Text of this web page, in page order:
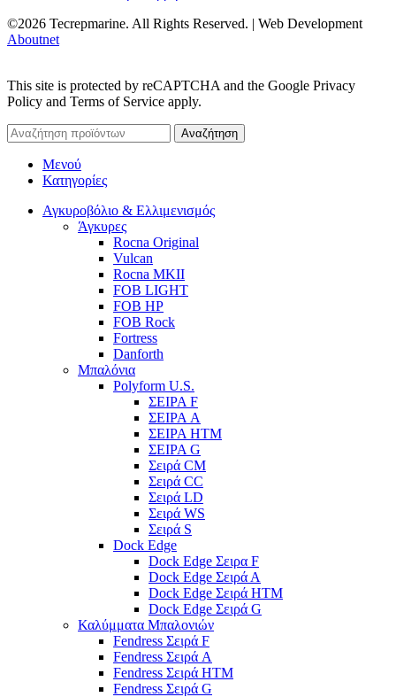
©2026 Tecrepmarine. All Rights Reserved. | Web Development
Aboutnet
This site is protected by reCAPTCHA and the Google Privacy
Policy and Terms of Service apply.
Αναζήτηση
Μενού
Κατηγορίες
Αγκυροβόλιο & Ελλιμενισμός
Άγκυρες
Rocna Original
Vulcan
Rocna MKII
FOB LIGHT
FOB HP
FOB Rock
Fortress
Danforth
Μπαλόνια
Polyform U.S.
ΣΕΙΡΑ F
ΣΕΙΡΑ A
ΣΕΙΡΑ HTM
ΣΕΙΡΑ G
Σειρά CM
Σειρά CC
Σειρά LD
Σειρά WS
Σειρά S
Dock Edge
Dock Edge Σειρα F
Dock Edge Σειρά Α
Dock Edge Σειρά HTM
Dock Edge Σειρά G
Καλύμματα Μπαλονιών
Fendress Σειρά F
Fendress Σειρά A
Fendress Σειρά HTM
Fendress Σειρά G